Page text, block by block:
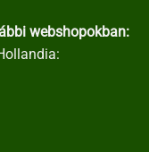
webshopokban: